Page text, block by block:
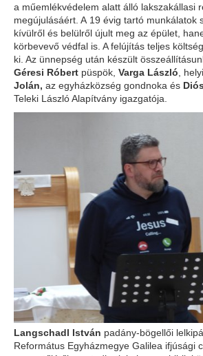
a műemlékvédelem alatt álló lakszakállasi
megújulásáért. A 19 évig tartó munkálatok
kívülről és belülről újult meg az épület,
körbevevő védfal is. A felújítás teljes
ki. Az ünnepség után készült
Géresi Róbert püspök, Varga László ,
Jolán, az egyházközség gondnoka és
Teleki László Alapítvány igazgatója.
Langschadl István padány-bögellői
Református Egyházmegye Galilea ifjúsági